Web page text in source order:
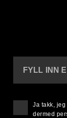
FYLL INN
Ja takk,
dermed